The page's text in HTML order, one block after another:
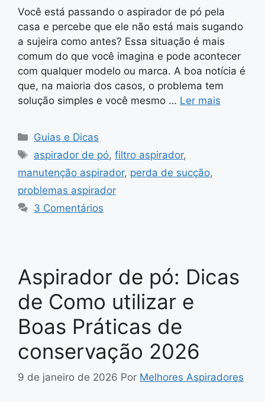
Você está passando o aspirador de pó pela
casa e percebe que ele não está mais sugando
a sujeira como antes? Essa situação é mais
comum do que você imagina e pode acontecer
com qualquer modelo ou marca. A boa notícia é
que, na maioria dos casos, o problema tem
solução simples e você mesmo … Ler mais
Categorias
Guias e Dicas
Tags
aspirador de pó,filtro aspirador,
manutenção aspirador, perda de sucção,
problemas aspirador
3 Comentários
Aspirador de pó: Dicas
de Como utilizar e
Boas Práticas de
conservação 2026
9 de janeiro de 2026 Por Melhores Aspiradores